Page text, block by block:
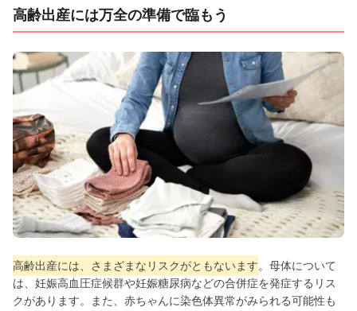
高齢出産には万全の準備で臨もう
高齢出産には、さまざまなリスクがともないます。母体について
は、妊娠高血圧症候群や妊娠糖尿病などの合併症を発症するリス
クがあります。また、赤ちゃんに染色体異常がみられる可能性も